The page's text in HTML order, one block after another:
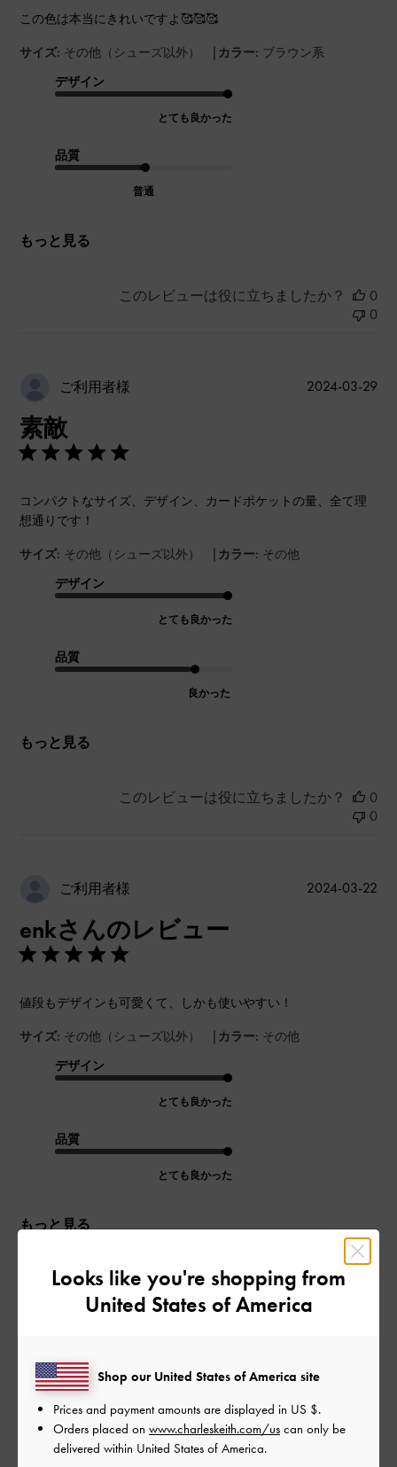
この色は本当にきれいですよ🥰🥰🥰
サイズ: その他（シューズ以外） | カラー: ブラウン系
デザイン
とても良かった
品質
普通
もっと見る
このレビューは役に立ちましたか？
0
0
ご利用者様
素敵
コンパクトなサイズ、デザイン、カードポケットの量、全て理
想通りです！
サイズ: その他（シューズ以外） | カラー: その他
デザイン
とても良かった
品質
良かった
もっと見る
公
2024-03-29
このレビューは役に立ちましたか？
0
0
ご利用者様
enkさんのレビュー
値段もデザインも可愛くて、しかも使いやすい！
サイズ: その他（シューズ以外） | カラー: その他
デザイン
とても良かった
品質
とても良かった
もっと見る
公
2024-03-22
このレビューは役に立ちましたか？
ご利用者様
高見え！
2024-03-20
Looks like you're shopping from
United States of America
Shop our United States of America site
Prices and payment amounts are displayed in US $.
Orders placed on www.charleskeith.com/us can only be
delivered within United States of America.